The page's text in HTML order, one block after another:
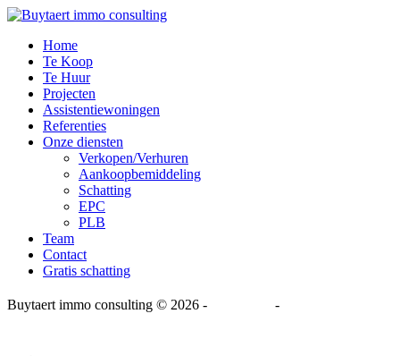
Home
Te Koop
Te Huur
Projecten
Assistentiewoningen
Referenties
Onze diensten
Verkopen/Verhuren
Aankoopbemiddeling
Schatting
EPC
PLB
Team
Contact
Gratis schatting
Buytaert immo consulting © 2026 - -